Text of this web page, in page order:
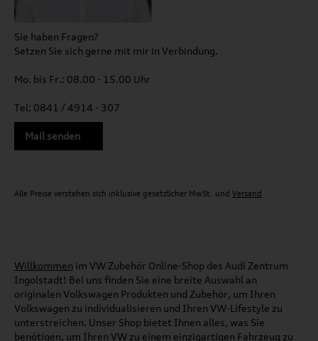
Sie haben Fragen?
Setzen Sie sich gerne mit mir in Verbindung.
Mo. bis Fr.: 08.00 - 15.00 Uhr
Tel: 0841 / 4914 - 307
Mail senden
Alle Preise verstehen sich inklusive gesetzlicher MwSt. und Versand
Willkommen im VW Zubehör Online-Shop des Audi Zentrum
Ingolstadt! Bei uns finden Sie eine breite Auswahl an
originalen Volkswagen Produkten und Zubehör, um Ihren
Volkswagen zu individualisieren und Ihren VW-Lifestyle zu
unterstreichen. Unser Shop bietet Ihnen alles, was Sie
benötigen, um Ihren VW zu einem einzigartigen Fahrzeug zu